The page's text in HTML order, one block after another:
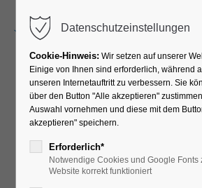
Kurpark:
Moortreten
Öfter mal raus
Datenschutzeinstellungen
Cookie-Hinweis: Wir setzen auf unserer
Einige von Ihnen sind erforderlich, während
unseren Internetauftritt zu verbessern. Sie
über den Button "Alle akzeptieren"
Auswahl vornehmen und diese mit dem
akzeptieren" speichern.
Erforderlich*
Notwendige Cookies und Google Fonts
Website korrekt funktioniert